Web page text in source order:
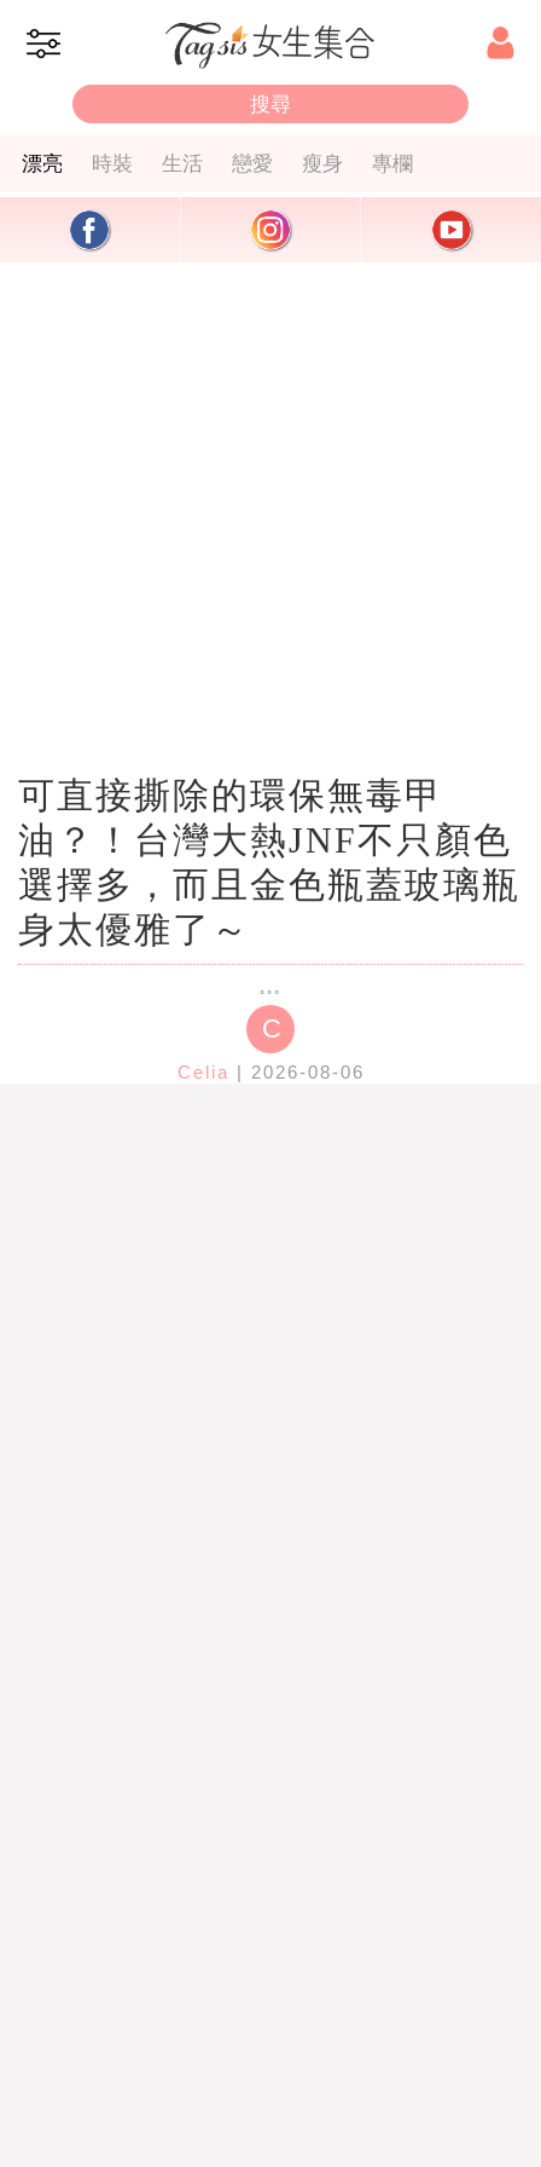
漂亮 時裝 生活 戀愛 瘦身 專欄
可直接撕除的環保無毒甲
油？！台灣大熱JNF不只顏色
選擇多，而且金色瓶蓋玻璃瓶
身太優雅了～
C
Celia | 2026-08-06